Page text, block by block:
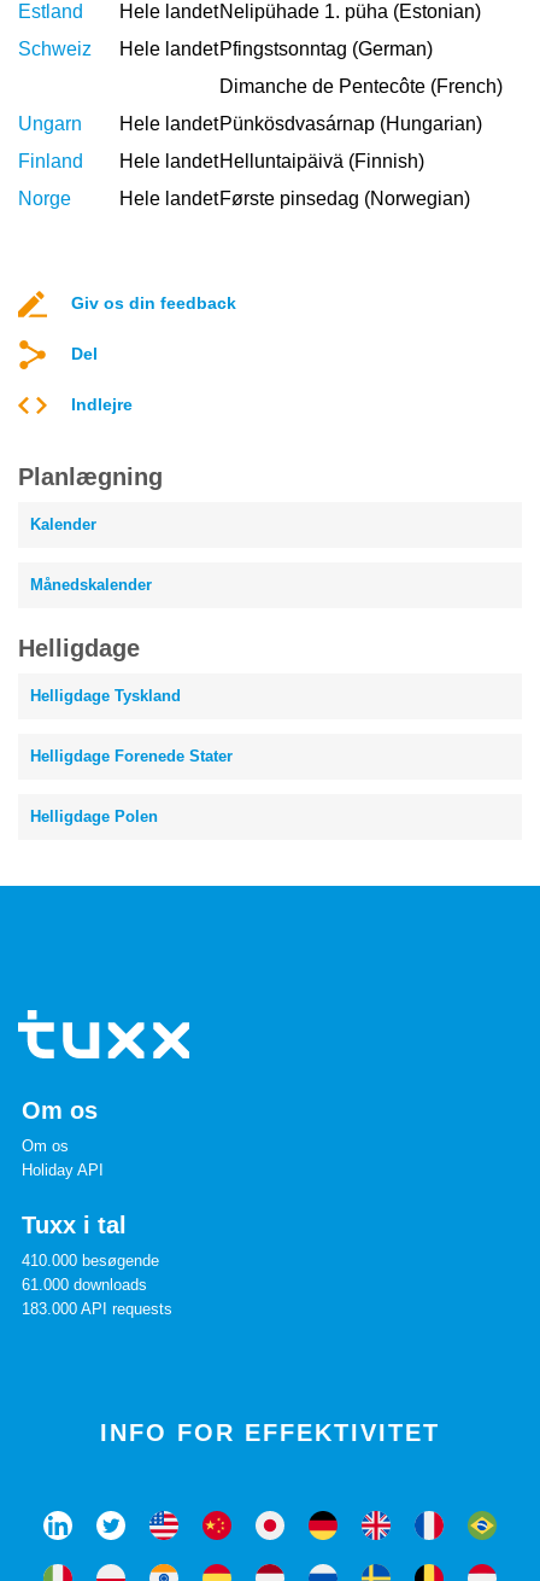
Estland
Hele landet Nelipühade 1. püha (Estonian)
Schweiz
Hele landet Pfingstsonntag (German)
Dimanche de Pentecôte (French)
Ungarn
Hele landet Pünkösdvasárnap (Hungarian)
Finland
Hele landet Helluntaipäivä (Finnish)
Norge
Hele landet Første pinsedag (Norwegian)
Giv os din feedback
Del
Indlejre
Planlægning
Kalender
Månedskalender
Helligdage
Helligdage Tyskland
Helligdage Forenede Stater
Helligdage Polen
Om os
Om os
Holiday API
Tuxx i tal
410.000 besøgende
61.000 downloads
183.000 API requests
INFO FOR EFFEKTIVITET